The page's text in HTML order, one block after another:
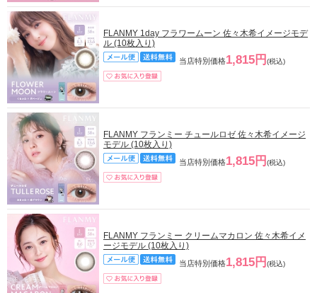
FLANMY 1day フラワームーン 佐々木希イメージモデ
ル (10枚入り)
当店特別価格1,815円 (税込)
FLANMY フランミー チュールロゼ 佐々木希イメージ
モデル (10枚入り)
当店特別価格1,815円 (税込)
FLANMY フランミー クリームマカロン 佐々木希イメ
ージモデル (10枚入り)
当店特別価格1,815円 (税込)